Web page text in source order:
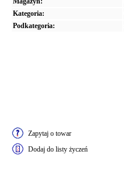
Kategoria:
Podkategoria:
Zapytaj o towar
Dodaj do listy życzeń